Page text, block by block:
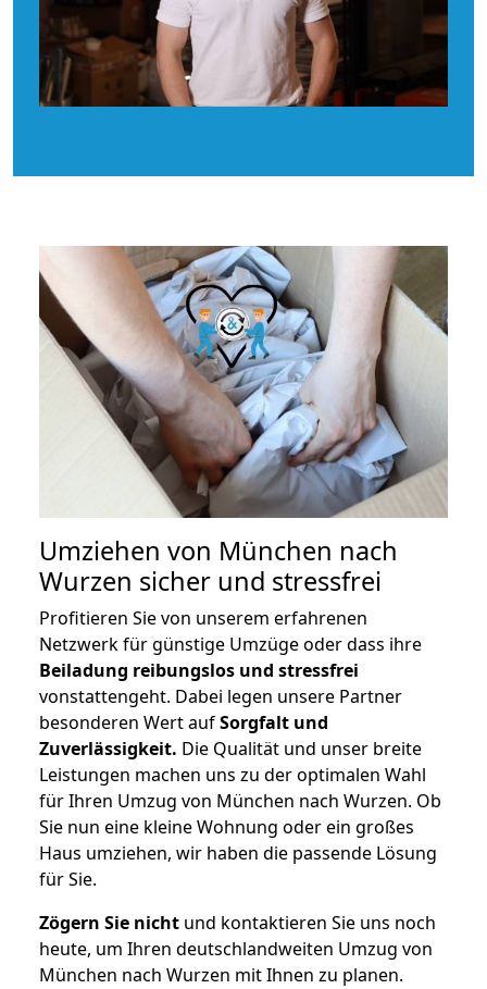
Umziehen von München nach
Wurzen sicher und stressfrei
Profitieren Sie von unserem erfahrenen
Netzwerk für günstige Umzüge oder dass ihre
Beiladung reibungslos und stressfrei
vonstattengeht. Dabei legen unsere Partner
besonderen Wert aufSorgfalt und
Zuverlässigkeit. Die Qualität und unser breite
Leistungen machen uns zu der optimalen Wahl
für Ihren Umzug von München nach Wurzen. Ob
Sie nun eine kleine Wohnung oder ein großes
Haus umziehen, wir haben die passende Lösung
für Sie.
Zögern Sie nicht und kontaktieren Sie uns noch
heute, um Ihren deutschlandweiten Umzug von
München nach Wurzen mit Ihnen zu planen.